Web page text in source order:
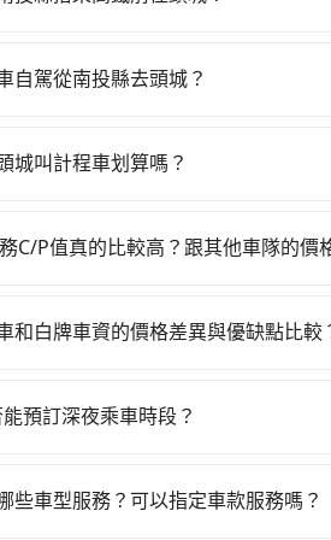
有103班次高鐵可搭乘。假設從南投
分鐘、車費900元後，抵達宜蘭縣
收費，看乘客是外地人便漫天喊價
最多可再節省50%的交通費用。
自駕從南投縣去頭城？
。一般租車以天為單位，小轎車如
等的費用。由於絕大多數的租車
車行營業時間做租還動作，另外承
城叫計程車划算嗎？
計程車等叫車看看。依照里程跳錶
程車也不是這麼好叫，建議事先做
C/P值真的比較高？跟其他車隊的價
、大都會、LINE Taxi、Uber，機
最佳選擇。
和白牌車資的價格差異與優缺點比較
製化。此外，司機還會提供各種旅
預訂深夜乘車時段？
些車型服務？可以指定車款服務嗎？